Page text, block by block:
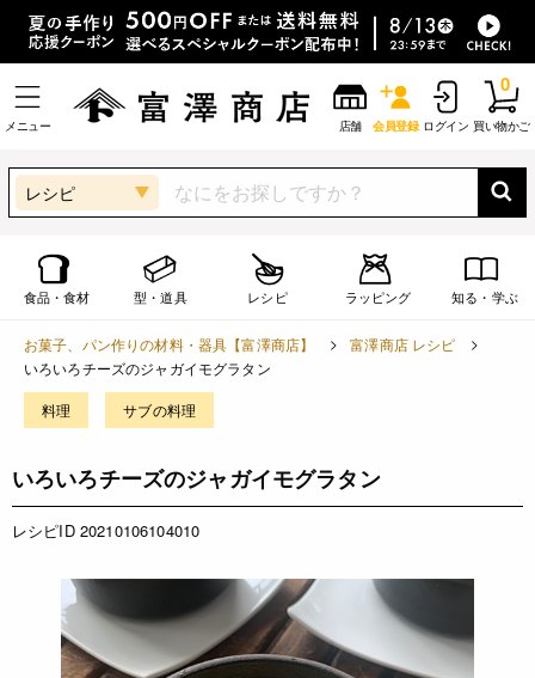
メニュー 店舗 会員登録 ログイン 買い物かご
0
レシピ
食品・食材 型・道具 レシピ ラッピング 知る・学ぶ
お菓子、パン作りの材料・器具【富澤商店】
富澤商店 レシピ
いろいろチーズのジャガイモグラタン
料理 サブの料理
いろいろチーズのジャガイモグラタン
レシピID 20210106104010